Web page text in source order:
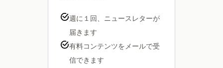
週に１回、ニュースレターが
届きます
有料コンテンツをメールで受
信できます